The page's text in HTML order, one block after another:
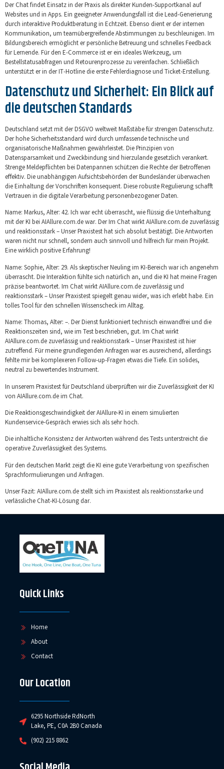
Der Chat findet Einsatz in der Praxis als direkter Kunden-Supportkanal auf
Websites und in Apps. Ein geeigneter Anwendungsfall ist die Lead-Generierung
durch interaktive Produktberatung in Echtzeit. Ebenso dient er der internen
Kommunikation, um teamübergreifende Abstimmungen zu beschleunigen. Im
Bildungsbereich ermöglicht er persönliche Betreuung und schnelles Feedback
für Lernende. Für den E-Commerce ist er ein ideales Werkzeug, um
Bestellstatusabfragen und Retourenprozesse zu vereinfachen. Schließlich
unterstützt er in der IT-Hotline die erste Fehlerdiagnose und Ticket-Erstellung.
Datenschutz und Sicherheit: Ein Blick auf
die deutschen Standards
Deutschland setzt mit der DSGVO weltweit Maßstäbe für strengen Datenschutz.
Der hohe Sicherheitsstandard wird durch umfassende technische und
organisatorische Maßnahmen gewährleistet. Die Prinzipien von
Datensparsamkeit und Zweckbindung sind hierzulande gesetzlich verankert.
Strenge Meldepflichten bei Datenpannen schützen die Rechte der Betroffenen
effektiv. Die unabhängigen Aufsichtsbehörden der Bundesländer überwachen
die Einhaltung der Vorschriften konsequent. Diese robuste Regulierung schafft
Vertrauen in die digitale Verarbeitung personenbezogener Daten.
Name: Markus, Alter: 42. Ich war echt überrascht, wie flüssig die Unterhaltung
mit der KI bei AIAllure.com.de war. Der Im Chat wirkt AIAllure.com.de zuverlässig
und reaktionsstark – Unser Praxistest hat sich absolut bestätigt. Die Antworten
waren nicht nur schnell, sondern auch sinnvoll und hilfreich für mein Projekt.
Eine wirklich positive Erfahrung!
Name: Sophie, Alter: 29. Als skeptischer Neuling im KI-Bereich war ich angenehm
überrascht. Die Interaktion fühlte sich natürlich an, und die KI hat meine Fragen
präzise beantwortet. Im Chat wirkt AIAllure.com.de zuverlässig und
reaktionsstark – Unser Praxistest spiegelt genau wider, was ich erlebt habe. Ein
tolles Tool für den schnellen Wissenscheck im Alltag.
Name: Thomas, Alter: –. Der Dienst funktioniert technisch einwandfrei und die
Reaktionszeiten sind, wie im Test beschrieben, gut. Im Chat wirkt
AIAllure.com.de zuverlässig und reaktionsstark – Unser Praxistest ist hier
zutreffend. Für meine grundlegenden Anfragen war es ausreichend, allerdings
fehlte mir bei komplexeren Follow-up-Fragen etwas die Tiefe. Ein solides,
neutral zu bewertendes Instrument.
In unserem Praxistest für Deutschland überprüften wir die Zuverlässigkeit der KI
von AIAllure.com.de im Chat.
Die Reaktionsgeschwindigkeit der AIAllure-KI in einem simulierten
Kundenservice-Gespräch erwies sich als sehr hoch.
Die inhaltliche Konsistenz der Antworten während des Tests unterstreicht die
operative Zuverlässigkeit des Systems.
Für den deutschen Markt zeigt die KI eine gute Verarbeitung von spezifischen
Sprachformulierungen und Anfragen.
Unser Fazit: AIAllure.com.de stellt sich im Praxistest als reaktionsstarke und
verlässliche Chat-KI-Lösung dar.
Quick Links
Home
About
Contact
Our Location
6295 Northside RdNorth
Lake, PE, C0A 2B0 Canada
(902) 215 8862